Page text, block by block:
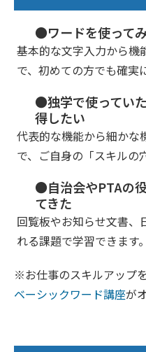
●ワードを使って
基本的な文字入力から機
で、初めての方でも確実
●独学で使ってい
得したい
代表的な機能から細かな
で、ご自身の「スキルの
●自治会やPTAの
てきた
回覧板やお知らせ文書、
れる課題で学習できます。
※お仕事のスキルアップ
ベーシックワード講座が